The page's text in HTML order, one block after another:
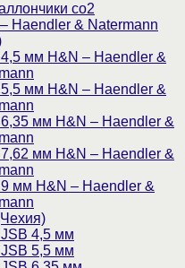
со2
Haendler & Natermann
мм H&N – Haendler &
мм H&N – Haendler &
мм H&N – Haendler &
мм H&N – Haendler &
мм H&N – Haendler &
4,5 мм
5,5 мм